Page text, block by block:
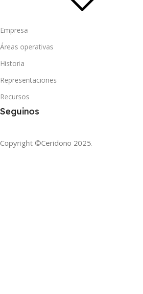
Empresa
Áreas operativas
Historia
Representaciones
Recursos
Seguinos
Copyright ©Ceridono 2025.